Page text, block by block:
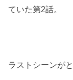
ていた第2話。
ラストシーンが